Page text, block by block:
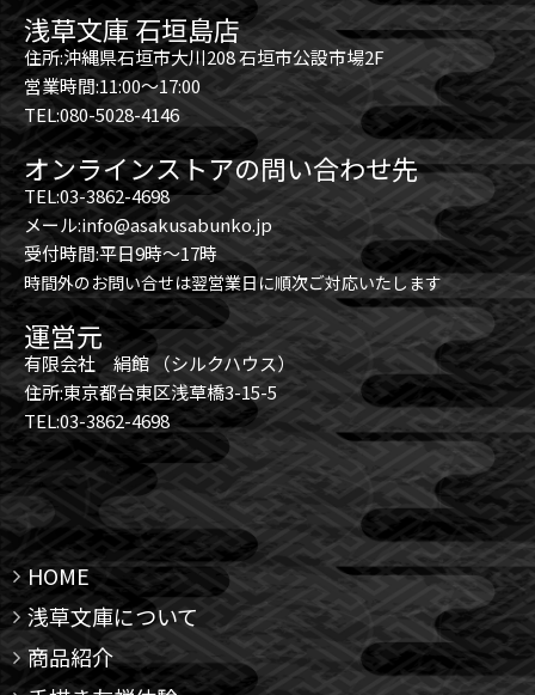
浅草文庫 石垣島店
住所:沖縄県石垣市大川208 石垣市公設市場2F
営業時間:11:00～17:00
TEL:080-5028-4146
オンラインストアの問い合わせ先
TEL:03-3862-4698
メール:info@asakusabunko.jp
受付時間:平日9時～17時
時間外のお問い合せは翌営業日に順次ご対応いたします
運営元
有限会社 絹館 （シルクハウス）
住所:東京都台東区浅草橋3-15-5
TEL:03-3862-4698
HOME
浅草文庫について
商品紹介